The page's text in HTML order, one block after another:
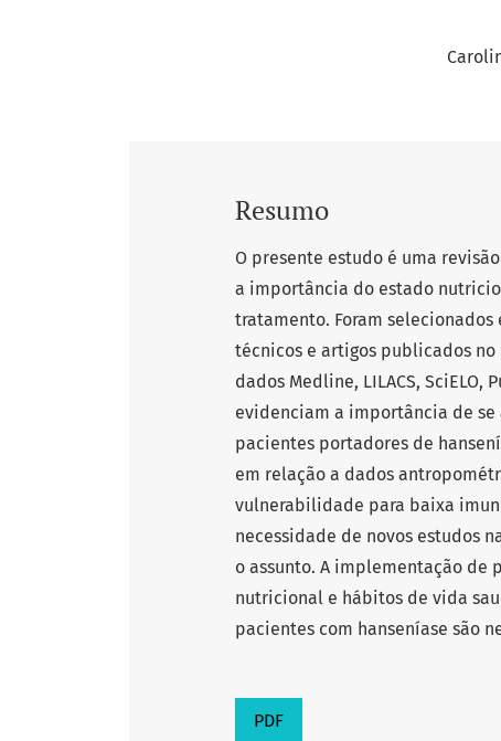
Resumo
O presente estudo é uma
a importância do estado
tratamento. Foram
técnicos e artigos publicados no
dados Medline, LILACS,
evidenciam a importância de
pacientes portadores de
em relação a dados
vulnerabilidade para baixa
necessidade de novos estudos
o assunto. A implementação de
nutricional e hábitos de vida
pacientes com hanseníase são
PDF